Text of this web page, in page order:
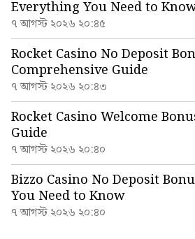
Everything You Need to
৭ আগস্ট ২০২৬ ২০:৪৫
Rocket Casino No Deposit
Comprehensive Guide
৭ আগস্ট ২০২৬ ২০:৪৩
Rocket Casino Welcome
Guide
৭ আগস্ট ২০২৬ ২০:৪০
Bizzo Casino No Deposit
You Need to Know
৭ আগস্ট ২০২৬ ২০:৪০